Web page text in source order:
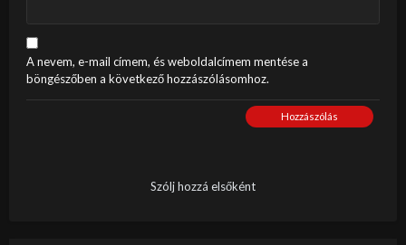
A nevem, e-mail címem, és weboldalcímem mentése a
böngészőben a következő hozzászólásomhoz.
Hozzászólás
Szólj hozzá elsőként